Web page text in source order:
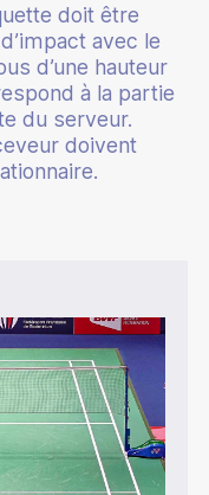
doit être
avec le
d’une hauteur
à la partie
du serveur.
doivent